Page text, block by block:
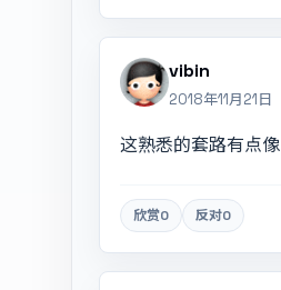
vibin
2018年11月21日
这熟悉的套路有点
欣赏0 反对0